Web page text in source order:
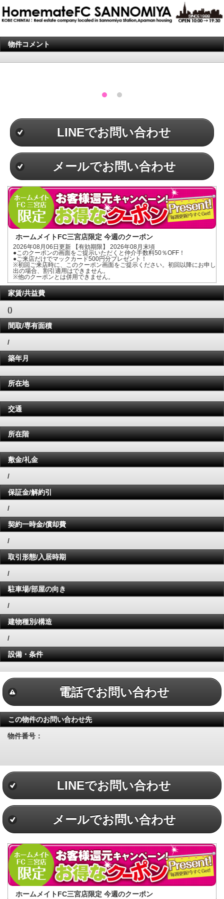
物件コメント
LINEでお問い合わせ
メールでお問い合わせ
ホームメイトFC三宮店限定 今週のクーポン
2026年08月06日更新 【有効期限】 2026年08月末頃
●このクーポンの画面をご提示いただくと仲介手数料50％OFF！
●ご来店だけでマックカード500円分プレゼント！
※初回ご来店時に、このクーポン画面をご提示ください。初回以降にお申し
出の場合、割引適用はできません。
※他のクーポンとは併用できません。
家賃/共益費
()
間取/専有面積
/
築年月
所在地
交通
所在階
敷金/礼金
/
保証金/解約引
/
契約一時金/償却費
/
取引形態/入居時期
/
駐車場/部屋の向き
/
建物種別/構造
/
設備・条件
電話でお問い合わせ
この物件のお問い合わせ先
物件番号：
LINEでお問い合わせ
メールでお問い合わせ
ホームメイトFC三宮店限定 今週のクーポン